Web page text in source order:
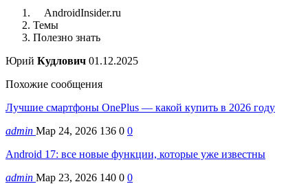
AndroidInsider.ru
Темы
Полезно знать
Юрий Кудлович 01.12.2025
Похожие сообщения
Лучшие смартфоны OnePlus — какой купить в 2026 году
admin Мар 24, 2026 136 0 0
Android 17: все новые функции, которые уже известны
admin Мар 23, 2026 140 0 0